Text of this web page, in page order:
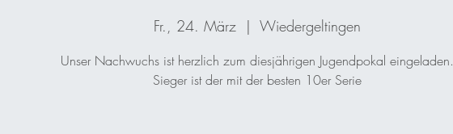
Fr., 24. März
  |
Wiedergeltingen
Unser Nachwuchs ist herzlich zum diesjährigen Jugendpokal eingeladen.
Sieger ist der mit der besten 10er Serie